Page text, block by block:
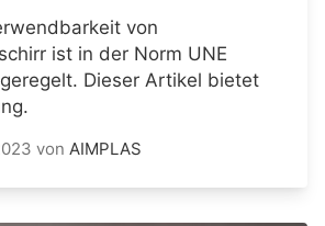
von
ist in der Norm UNE
Dieser Artikel bietet
von AIMPLAS